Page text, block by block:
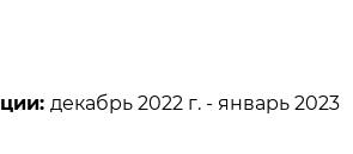
декабрь 2022 г. - январь 2023